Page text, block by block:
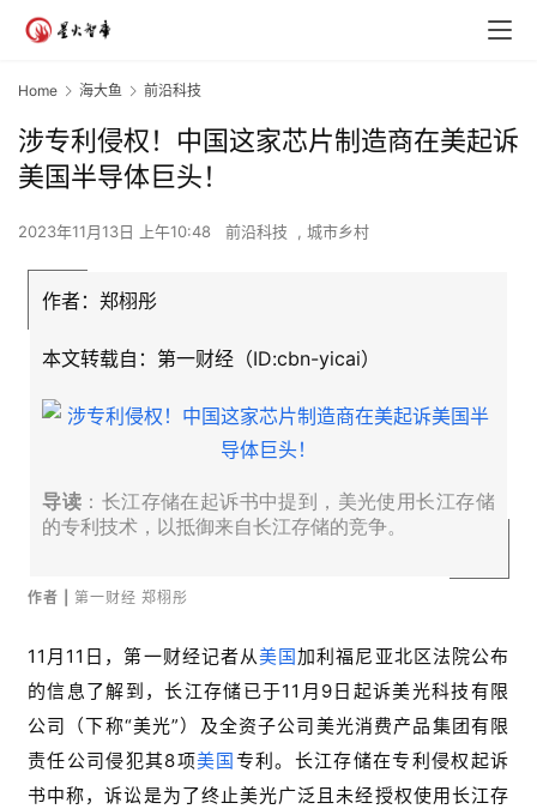
Home 海大鱼 前沿科技
涉专利侵权！中国这家芯片制造商在美起诉
美国半导体巨头！
2023年11月13日 上午10:48 前沿科技 , 城市乡村
作者：郑栩彤
本文转载自：第一财经（ID:cbn-yicai）
导读 ：长江存储在起诉书中提到，美光使用长江存储
的专利技术，以抵御来自长江存储的竞争。
作者 | 第一财经 郑栩彤
11月11日，第一财经记者从美国加利福尼亚北区法院公布
的信息了解到，长江存储已于11月9日起诉美光科技有限
公司（下称“美光”）及全资子公司美光消费产品集团有限
责任公司侵犯其8项美国 专利。长江存储在专利侵权起诉
书中称，诉讼是为了终止美光广泛且未经授权使用长江存